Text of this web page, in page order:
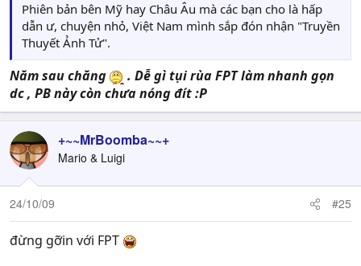
Phiên bản bên Mỹ hay Châu Âu mà các bạn cho là hấp
dẫn ư, chuyện nhỏ, Việt Nam mình sắp đón nhận "Truyền
Thuyết Ảnh Tử".
Năm sau chăng
. Dễ gì tụi rùa FPT làm nhanh gọn
dc , PB này còn chưa nóng đít :P
+~~MrBoomba~~+
Mario & Luigi
24/10/09 #25
đừng gỡin với FPT